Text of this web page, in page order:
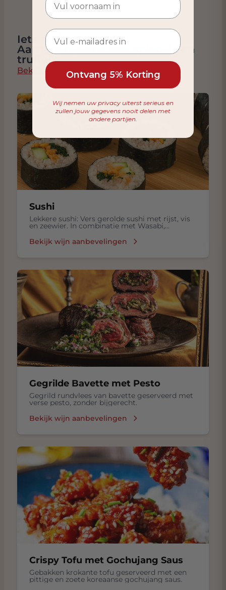
Iets anders eten dan
Aardappelpuree met spinazie en
truffel?
Bekijk alle combinaties
Sushi
Lekkere sushi: Vers gerolde sushi met rijst, vis
en zeewier. In combinatie met Wasabi,
Bekijk wijn aanbevelingen
Gegrilde Bavette met Pesto
Gegrild rundvlees van bavette geserveerd met
verse pesto, zonder bijgerecht.
Bekijk wijn aanbevelingen
Crispy Tofu met Gochujang Saus
Gebakken krokante tofu geserveerd met een
pittige en zoete koreaanse gochujang saus.
Ontvang 5% Korting
Wij nemen uw privacy uiterst serieus en
zullen jouw gegevens nooit delen met
andere partijen.